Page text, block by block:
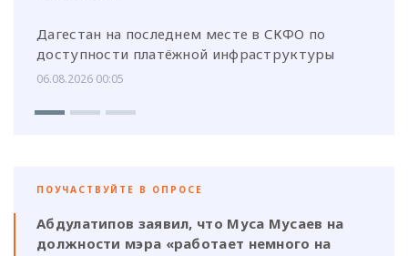
Дагестан на последнем месте в СКФО по
доступности платёжной инфраструктуры
06.08.2026 00:05
ПОУЧАСТВУЙТЕ В ОПРОСЕ
Абдулатипов заявил, что Муса Мусаев на
должности мэра «работает немного на